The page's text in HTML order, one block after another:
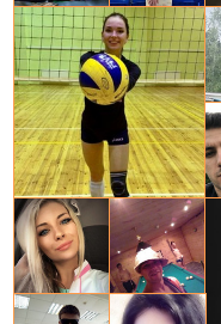
Настя, 32
Евгений, 34